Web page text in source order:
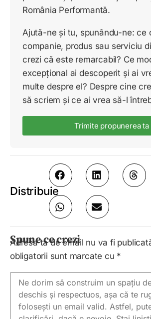
România Performantă.
Ajută-ne și tu, spunându-ne: ce
companie, produs sau serviciu
crezi că este remarcabil? Ce
excepțional ai descoperit și ai
multe despre el? Despre cine
să scriem și ce ai vrea să-l
Trimite propunerea ta
Distribuie
Spune ce crezi
Adresa ta de email nu va fi
obligatorii sunt marcate cu *